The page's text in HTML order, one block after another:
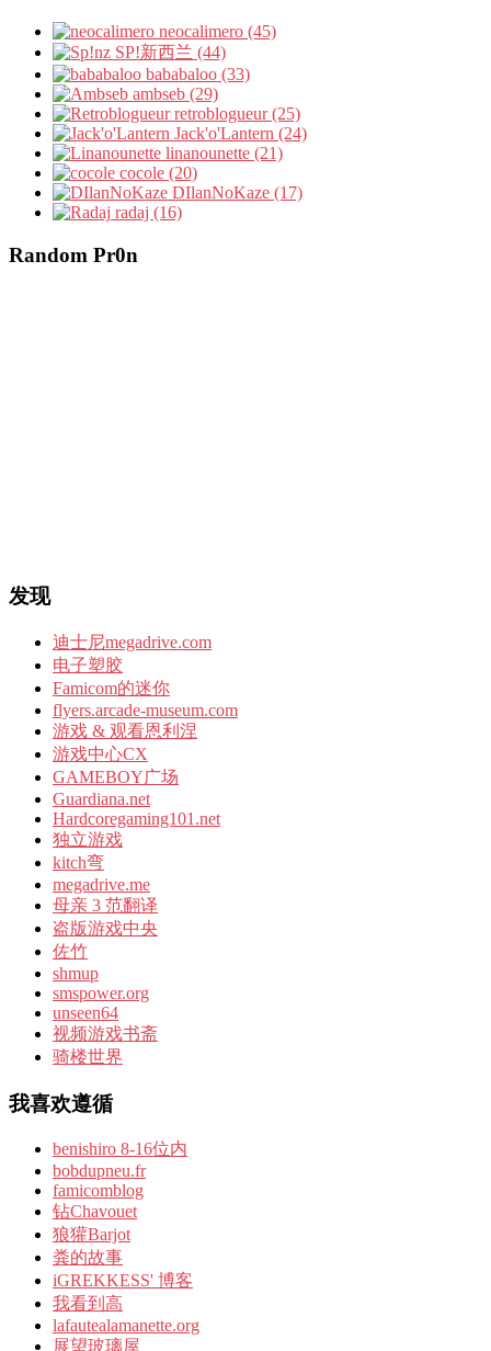
neocalimero (45)
SP!新西兰 (44)
bababaloo (33)
ambseb (29)
retroblogueur (25)
Jack'o'Lantern (24)
linanounette (21)
cocole (20)
DIlanNoKaze (17)
radaj (16)
Random Pr0n
发现
迪士尼megadrive.com
电子塑胶
Famicom的迷你
flyers.arcade-museum.com
游戏 & 观看恩利涅
游戏中心CX
GAMEBOY广场
Guardiana.net
Hardcoregaming101.net
独立游戏
kitch弯
megadrive.me
母亲 3 范翻译
盗版游戏中央
佐竹
shmup
smspower.org
unseen64
视频游戏书斋
骑楼世界
我喜欢遵循
benishiro 8-16位内
bobdupneu.fr
famicomblog
钻Chavouet
狼獾Barjot
粪的故事
iGREKKESS' 博客
我看到高
lafautealamanette.org
展望玻璃屋